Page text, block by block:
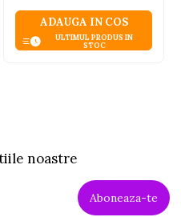
ADAUGA IN COS
ULTIMUL PRODUS IN
STOC
noastre